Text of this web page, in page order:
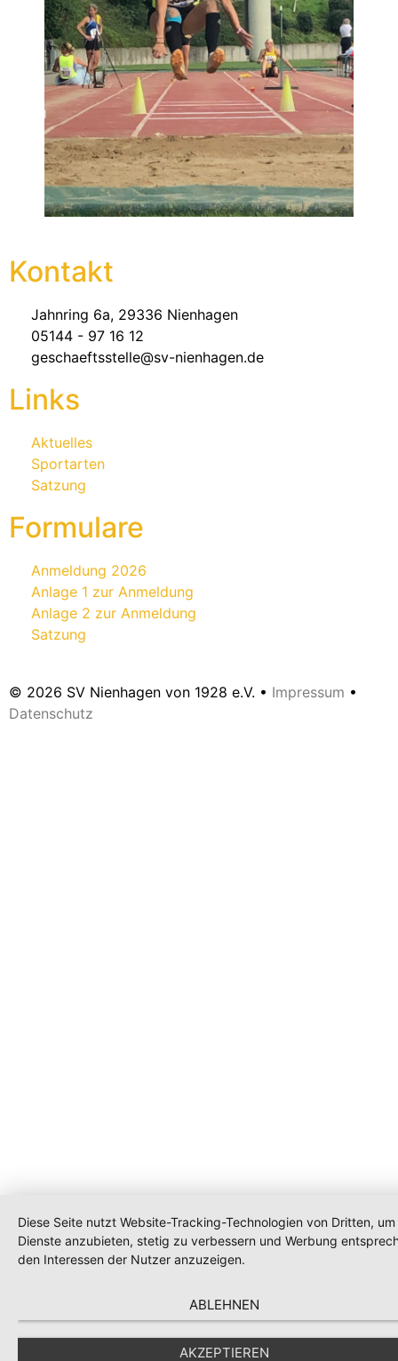
Kontakt
Jahnring 6a, 29336 Nienhagen
05144 - 97 16 12
geschaeftsstelle@sv-nienhagen.de
Links
Aktuelles
Sportarten
Satzung
Formulare
Anmeldung 2026
Anlage 1 zur Anmeldung
Anlage 2 zur Anmeldung
Satzung
© 2026 SV Nienhagen von 1928 e.V. • Impressum •
Datenschutz
Diese Seite nutzt Website-Tracking-Technologien von Dritten, um
Dienste anzubieten, stetig zu verbessern und Werbung
den Interessen der Nutzer anzuzeigen.
ABLEHNEN
AKZEPTIEREN